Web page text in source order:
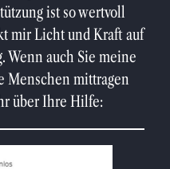
ist so wertvoll
mir Licht und Kraft auf
Wenn auch Sie meine
Menschen mittragen
über Ihre Hilfe: